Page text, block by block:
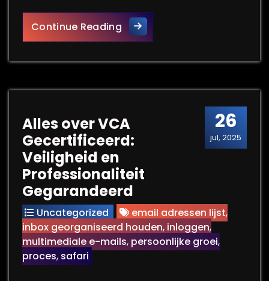
Continue ReadingOptimaliseer Interne
26
jul, 2025
Alles over VCA
Gecertificeerd:
Veiligheid en
Professionaliteit
Gegarandeerd
Uncategorized email adressen lijst,
inbox georganiseerd houden, inloggen,
multimediale e-mails, persoonlijke groei,
proces, safari